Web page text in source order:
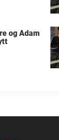
og Adam